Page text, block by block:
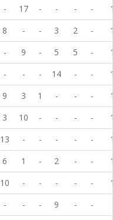
- 17 - - - -
8 - - 3 2 -
- 9 - 5 5 -
- - - 14 - -
9 3 1 - - -
3 10 - - - -
13 - - - - -
6 1 - 2 - -
10 - - - - -
- - - 9 - -